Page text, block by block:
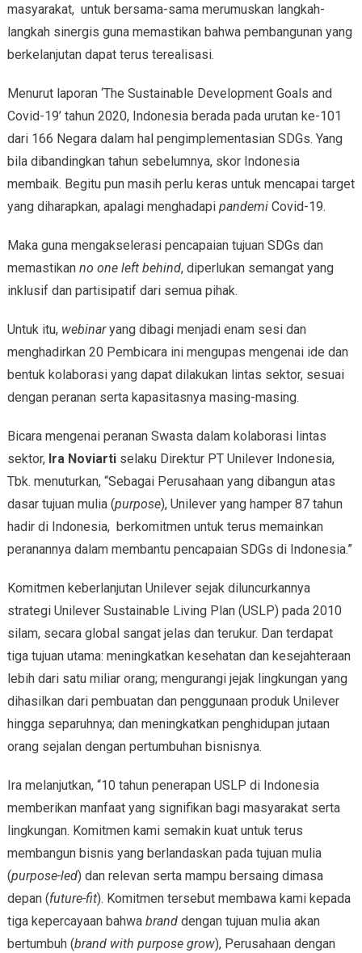
masyarakat, untuk bersama-sama merumuskan langkah-
langkah sinergis guna memastikan bahwa pembangunan yang
berkelanjutan dapat terus terealisasi.
Menurut laporan ‘The Sustainable Development Goals and
Covid-19’ tahun 2020, Indonesia berada pada urutan ke-101
dari 166 Negara dalam hal pengimplementasian SDGs. Yang
bila dibandingkan tahun sebelumnya, skor Indonesia
membaik. Begitu pun masih perlu keras untuk mencapai target
yang diharapkan, apalagi menghadapi pandemiCovid-19.
Maka guna mengakselerasi pencapaian tujuan SDGs dan
memastikan no one left behind, diperlukan semangat yang
inklusif dan partisipatif dari semua pihak.
Untuk itu, webinaryang dibagi menjadi enam sesi dan
menghadirkan 20 Pembicara ini mengupas mengenai ide dan
bentuk kolaborasi yang dapat dilakukan lintas sektor, sesuai
dengan peranan serta kapasitasnya masing-masing.
Bicara mengenai peranan Swasta dalam kolaborasi lintas
sektor, Ira Noviartiselaku Direktur PT Unilever Indonesia,
Tbk. menuturkan, “Sebagai Perusahaan yang dibangun atas
dasar tujuan mulia (purpose), Unilever yang hamper 87 tahun
hadir di Indonesia, berkomitmen untuk terus memainkan
peranannya dalam membantu pencapaian SDGs di Indonesia.”
Komitmen keberlanjutan Unilever sejak diluncurkannya
strategi Unilever Sustainable Living Plan (USLP) pada 2010
silam, secara global sangat jelas dan terukur. Dan terdapat
tiga tujuan utama: meningkatkan kesehatan dan kesejahteraan
lebih dari satu miliar orang; mengurangi jejak lingkungan yang
dihasilkan dari pembuatan dan penggunaan produk Unilever
hingga separuhnya; dan meningkatkan penghidupan jutaan
orang sejalan dengan pertumbuhan bisnisnya.
Ira melanjutkan, “10 tahun penerapan USLP di Indonesia
memberikan manfaat yang signifikan bagi masyarakat serta
lingkungan. Komitmen kami semakin kuat untuk terus
membangun bisnis yang berlandaskan pada tujuan mulia
(purpose-led) dan relevan serta mampu bersaing dimasa
depan (future-fit). Komitmen tersebut membawa kami kepada
tiga kepercayaan bahwa branddengan tujuan mulia akan
bertumbuh (brand with purpose grow), Perusahaan dengan